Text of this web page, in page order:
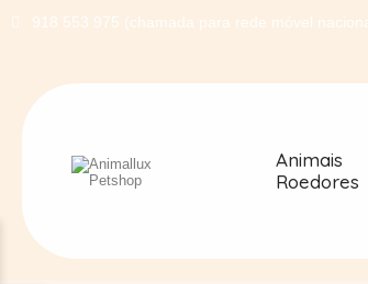
918 553 975 (chamada para rede móvel
Animais
Roedores